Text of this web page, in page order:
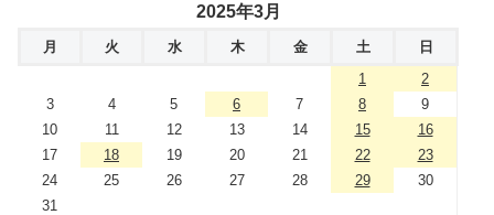
2025年3月
月 火 水 木 金 土
日
1
2
3
4 5 6 7 8
9
10
11 12 13 14 15
16
17
18 19 20 21 22
23
24
25 26 27 28 29
30
31